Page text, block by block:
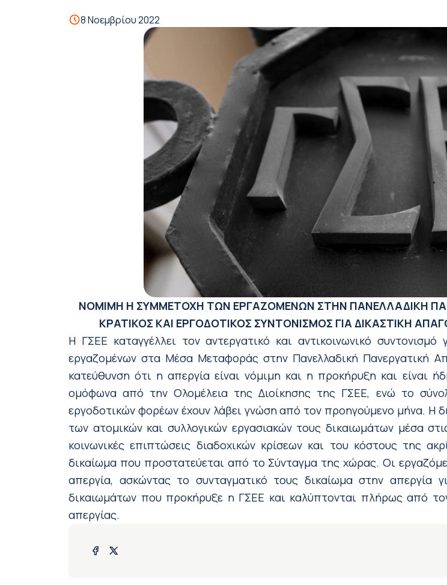
8 Νοεμβρίου 2022
ΝΟΜΙΜΗ Η ΣΥΜΜΕΤΟΧΗ ΤΩΝ ΕΡΓΑΖΟΜΕΝΩΝ ΣΤΗΝ ΠΑΝΕΛΛΑΔΙΚΗ
ΚΡΑΤΙΚΟΣ ΚΑΙ ΕΡΓΟΔΟΤΙΚΟΣ ΣΥΝΤΟΝΙΣΜΟΣ ΓΙΑ ΔΙΚΑΣΤΙΚΗ
Η ΓΣΕΕ καταγγέλλει τον αντεργατικό και αντικοινωνικό
εργαζομένων στα Μέσα Μεταφοράς στην Πανελλαδική Πανεργατική
κατεύθυνση ότι η απεργία είναι νόμιμη και η προκήρυξη και
ομόφωνα από την Ολομέλεια της Διοίκησης της ΓΣΕΕ, ενώ το
εργοδοτικών φορέων έχουν λάβει γνώση από τον προηγούμενο μήνα. Η
των ατομικών και συλλογικών εργασιακών τους δικαιωμάτων μέσα
κοινωνικές επιπτώσεις διαδοχικών κρίσεων και του κόστους της
δικαίωμα που προστατεύεται από το Σύνταγμα της χώρας. Οι
απεργία, ασκώντας το συνταγματικό τους δικαίωμα στην απεργία
δικαιωμάτων που προκήρυξε η ΓΣΕΕ και καλύπτονται πλήρως από
απεργίας.